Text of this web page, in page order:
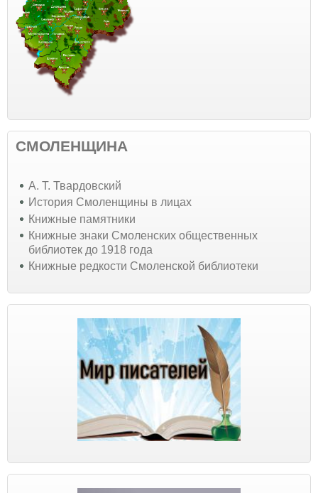
СМОЛЕНЩИНА
А. Т. Твардовский
История Смоленщины в лицах
Книжные памятники
Книжные знаки Смоленских общественных
библиотек до 1918 года
Книжные редкости Смоленской библиотеки